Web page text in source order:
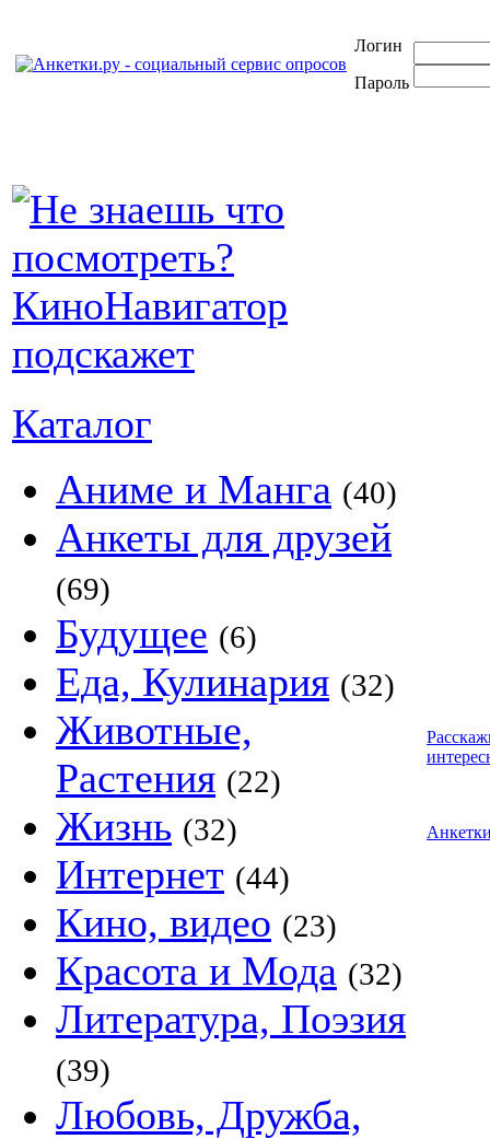
Логин
Пароль
Каталог
Аниме и Манга (40)
Анкеты для друзей
(69)
Будущее (6)
Еда, Кулинария (32)
Животные,
Растения (22)
Жизнь (32)
Интернет (44)
Кино, видео (23)
Красота и Мода (32)
Литература, Поэзия
(39)
Любовь, Дружба,